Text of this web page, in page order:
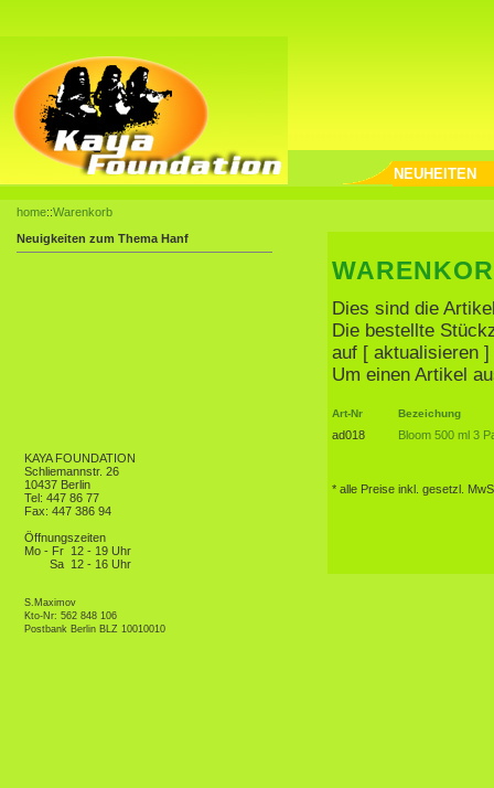
NEUHEITEN
home::Warenkorb
Neuigkeiten zum Thema Hanf
Dies sind die
Die bestellte
auf [ aktualisieren
Um einen Artikel
Art-Nr Bezeichung
ad018 Bloom 500 ml 3
* alle Preise inkl. gesetzl.
KAYA FOUNDATION
Schliemannstr. 26
10437 Berlin
Tel: 447 86 77
Fax: 447 386 94
Öffnungszeiten
Mo - Fr 12 - 19 Uhr
Sa 12 - 16 Uhr
S.Maximov
Kto-Nr: 562 848 106
Postbank Berlin BLZ 10010010